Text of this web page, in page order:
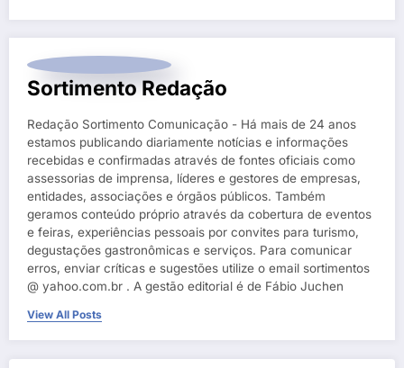
Sortimento Redação
Redação Sortimento Comunicação - Há mais de 24 anos
estamos publicando diariamente notícias e informações
recebidas e confirmadas através de fontes oficiais como
assessorias de imprensa, líderes e gestores de empresas,
entidades, associações e órgãos públicos. Também
geramos conteúdo próprio através da cobertura de eventos
e feiras, experiências pessoais por convites para turismo,
degustações gastronômicas e serviços. Para comunicar
erros, enviar críticas e sugestões utilize o email sortimentos
@ yahoo.com.br . A gestão editorial é de Fábio Juchen
View All Posts